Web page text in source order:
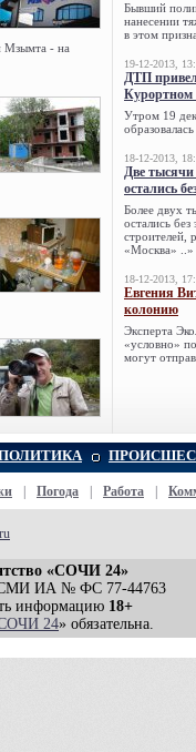
Мзымта - на
Бывший
нанесении
в этом
19-12-2013,
ДТП
Курортном
Утром 19
18-12-2013,
Две
остались
Более двух
остались
строителей,
«Москва» ..»
18-12-2013,
Евгения
колонию
Эксперта
«условно»
могут
Погода Работа
«СОЧИ 24»
СМИ ИА № ФС 77-44763
информацию 18+
24» обязательна.